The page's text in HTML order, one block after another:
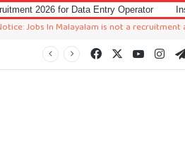
Entry Operator Institute of
In Malayalam is not a recruitment agency.
Facebook YouTube